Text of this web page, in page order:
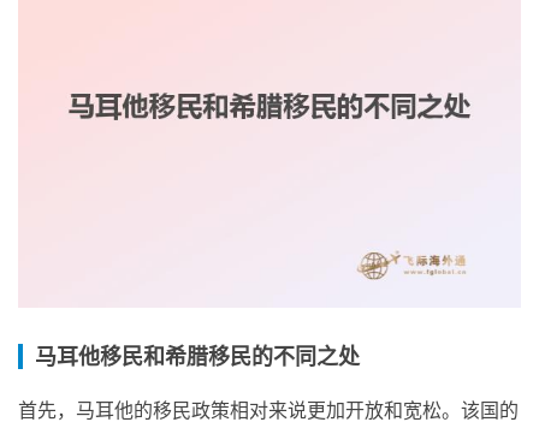
马耳他移民和希腊移民的不同之处
首先，马耳他的移民政策相对来说更加开放和宽松。该国的